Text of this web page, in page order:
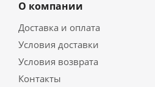
О компании
Доставка и оплата
Условия доставки
Условия возврата
Контакты